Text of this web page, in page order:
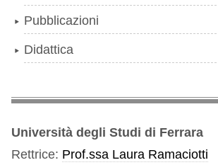
Pubblicazioni
Didattica
Università degli Studi di Ferrara
Rettrice: Prof.ssa Laura Ramaciotti